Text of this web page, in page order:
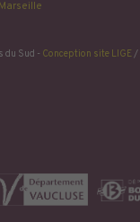
du Sud - Conception site LIGE/